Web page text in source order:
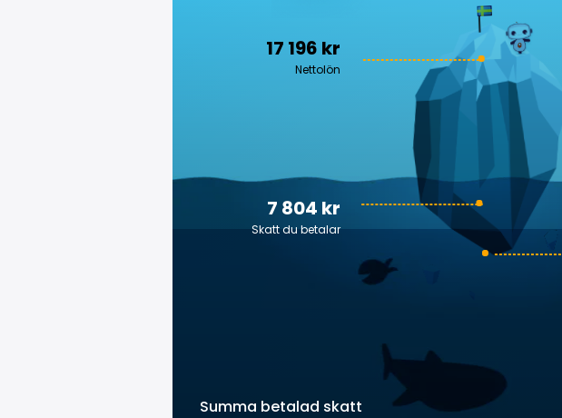
17 196 kr
Nettolön
7 804 kr
Skatt du betalar
Summa betalad skatt